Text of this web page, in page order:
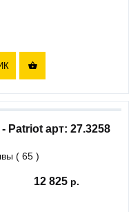

Patriot арт: 27.3258
( 65 )
12 825